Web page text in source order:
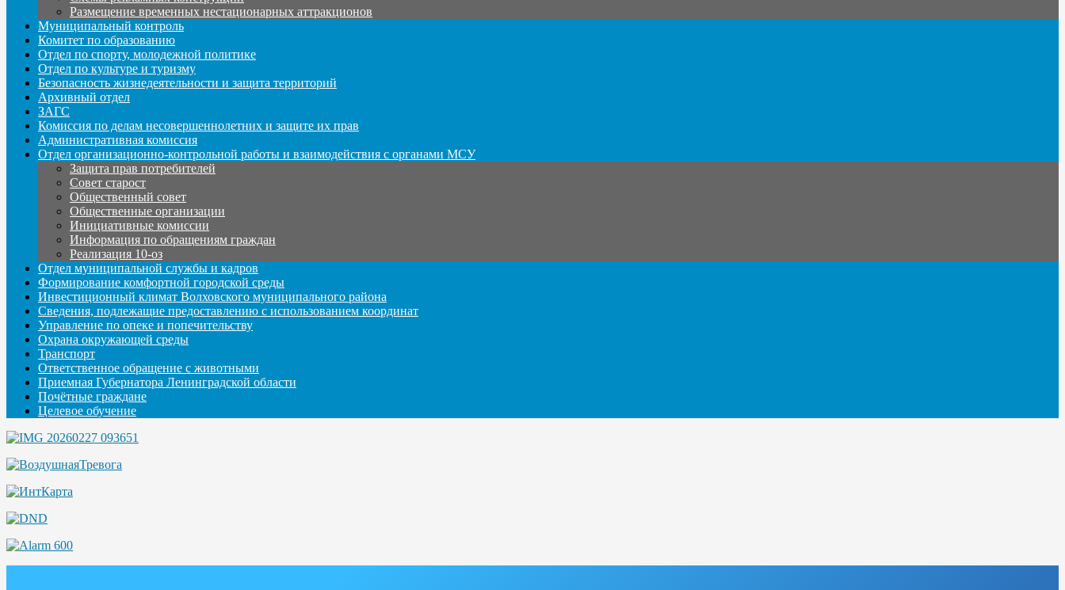
Размещение временных нестационарных аттракционов
Муниципальный контроль
Комитет по образованию
Отдел по спорту, молодежной политике
Отдел по культуре и туризму
Безопасность жизнедеятельности и защита территорий
Архивный отдел
ЗАГС
Комиссия по делам несовершеннолетних и защите их прав
Административная комиссия
Отдел организационно-контрольной работы и взаимодействия с органами МСУ
Защита прав потребителей
Совет старост
Общественный совет
Общественные организации
Инициативные комиссии
Информация по обращениям граждан
Реализация 10-оз
Отдел муниципальной службы и кадров
Формирование комфортной городской среды
Инвестиционный климат Волховского муниципального района
Сведения, подлежащие предоставлению с использованием координат
Управление по опеке и попечительству
Охрана окружающей среды
Транспорт
Ответственное обращение с животными
Приемная Губернатора Ленинградской области
Почётные граждане
Целевое обучение